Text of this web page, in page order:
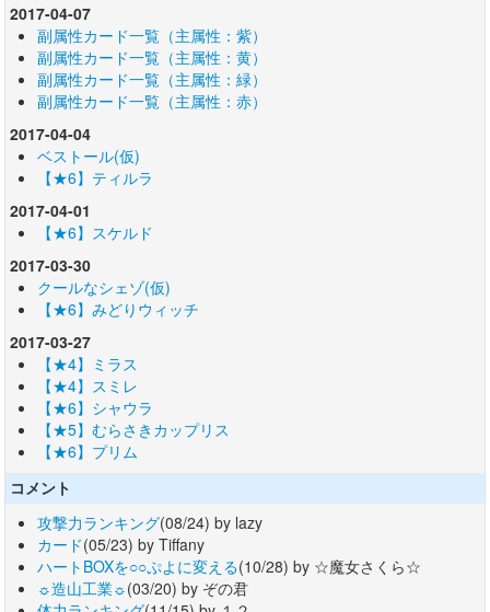
2017-04-07
副属性カード一覧（主属性：紫）
副属性カード一覧（主属性：黄）
副属性カード一覧（主属性：緑）
副属性カード一覧（主属性：赤）
2017-04-04
ベストール(仮)
【★6】ティルラ
2017-04-01
【★6】スケルド
2017-03-30
クールなシェゾ(仮)
【★6】みどりウィッチ
2017-03-27
【★4】ミラス
【★4】スミレ
【★6】シャウラ
【★5】むらさきカップリス
【★6】プリム
コメント
攻撃力ランキング(08/24) by lazy
カード(05/23) by Tiffany
ハートBOXを○○ぷよに変える(10/28) by ☆魔女さくら☆
☼造山工業☼(03/20) by ぞの君